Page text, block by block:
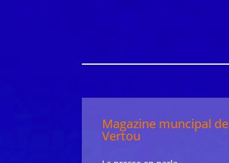
Magazine muncipal de
Vertou